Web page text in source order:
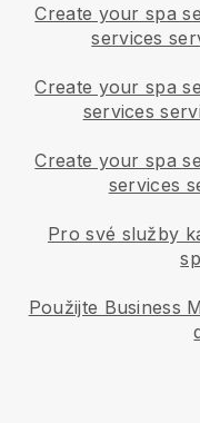
Create your spa
services
Create your spa
services
Create your spa
services
Pro své služby
Použijte Business